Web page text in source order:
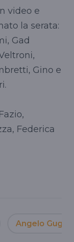
video e
la serata:
Gad
Gino e
Federica
Angelo